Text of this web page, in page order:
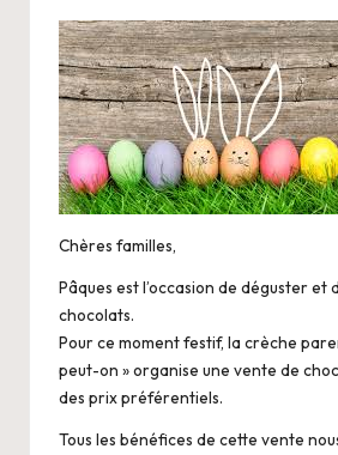
Chères familles,
Pâques est l’occasion de déguster et
chocolats.
Pour ce moment festif, la crèche
peut-on » organise une vente de
des prix préférentiels.
Tous les bénéfices de cette vente